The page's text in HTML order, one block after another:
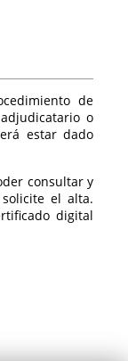
de
o
estar dado
consultar y
el alta.
digital